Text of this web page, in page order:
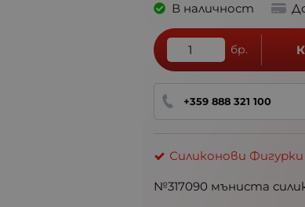
В наличност
бр.
+359 888 321 100
Силиконови Фигурки
№317090 мъниста